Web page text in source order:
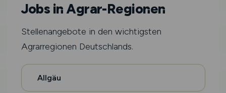
Jobs in Agrar-Regionen
Stellenangebote in den wichtigsten
Agrarregionen Deutschlands.
Allgäu